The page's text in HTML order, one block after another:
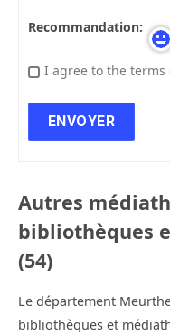
Recommandation:
I agree to the terms
Autres
bibliothèques
(54)
Le département
bibliothèques et